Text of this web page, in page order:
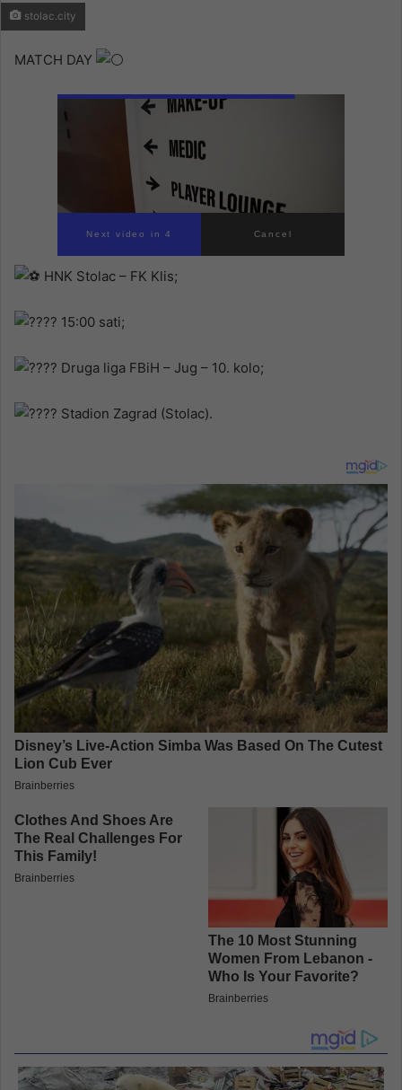
stolac.city
MATCH DAY
Next video in 4 Cancel
HNK Stolac – FK Klis;
15:00 sati;
Druga liga FBiH – Jug – 10. kolo;
Stadion Zagrad (Stolac).